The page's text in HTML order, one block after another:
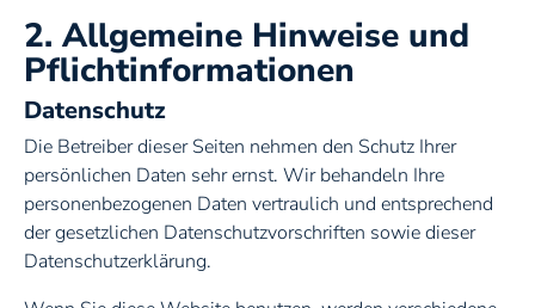
Lamellendach
Terrassendach aus Glas
2. Allgemeine Hinweise und
Pflichtinformationen
Datenschutz
Die Betreiber dieser Seiten nehmen den Schutz Ihrer
persönlichen Daten sehr ernst. Wir behandeln Ihre
personenbezogenen Daten vertraulich und entsprechend
der gesetzlichen Datenschutzvorschriften sowie dieser
Datenschutzerklärung.